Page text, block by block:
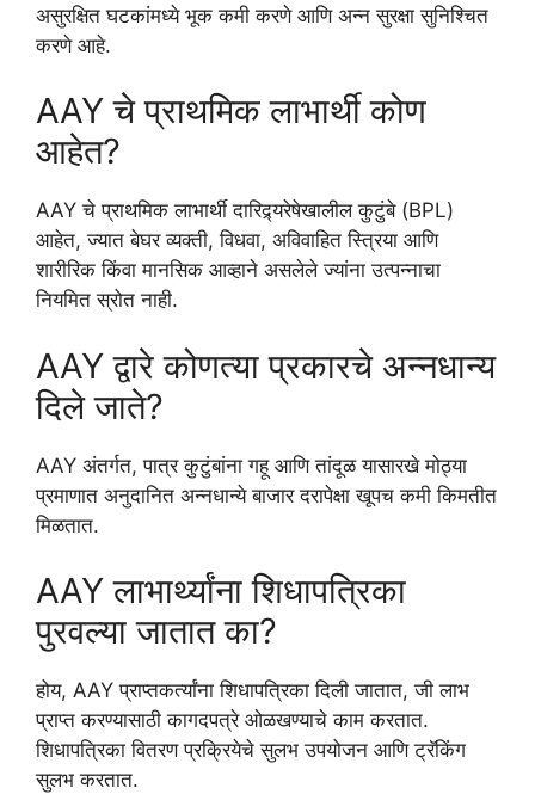
असुरक्षित घटकांमध्ये भूक कमी करणे आणि अन्न सुरक्षा सुनिश्चित
करणे आहे.
AAY चे प्राथमिक लाभार्थी कोण
आहेत?
AAY चे प्राथमिक लाभार्थी दारिद्र्यरेषेखालील कुटुंबे (BPL)
आहेत, ज्यात बेघर व्यक्ती, विधवा, अविवाहित स्त्रिया आणि
शारीरिक किंवा मानसिक आव्हाने असलेले ज्यांना उत्पन्नाचा
नियमित स्रोत नाही.
AAY द्वारे कोणत्या प्रकारचे अन्नधान्य
दिले जाते?
AAY अंतर्गत, पात्र कुटुंबांना गहू आणि तांदूळ यासारखे मोठ्या
प्रमाणात अनुदानित अन्नधान्ये बाजार दरापेक्षा खूपच कमी किमतीत
मिळतात.
AAY लाभार्थ्यांना शिधापत्रिका
पुरवल्या जातात का?
होय, AAY प्राप्तकर्त्यांना शिधापत्रिका दिली जातात, जी लाभ
प्राप्त करण्यासाठी कागदपत्रे ओळखण्याचे काम करतात.
शिधापत्रिका वितरण प्रक्रियेचे सुलभ उपयोजन आणि ट्रॅकिंग
सुलभ करतात.